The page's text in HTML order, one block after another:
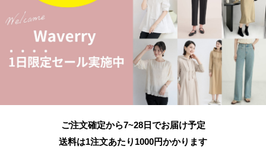
ご注文確定から7~28日でお届け予定
送料は1注文あたり 1000円かかります